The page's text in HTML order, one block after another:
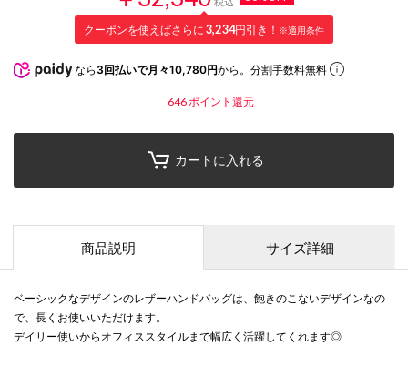
クーポンを使えばさらに 3,234円引き！ ※適用条件
なら 3回払いで月々10,780円から。分割手数料無料
646 ポイント還元
カートに入れる
商品説明 サイズ詳細
ベーシックなデザインのレザーハンドバッグは、飽きのこないデザインなの
で、長くお使いいただけます。
デイリー使いからオフィススタイルまで幅広く活躍してくれます◎